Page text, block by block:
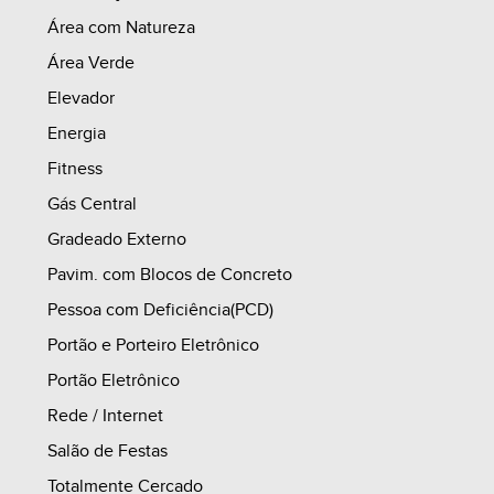
COM O ÍNDICE DE CORREÇÃO DO CUB-RS (R8-B)
Área com Natureza
Área Verde
Elevador
Energia
Fitness
Gás Central
Gradeado Externo
Pavim. com Blocos de Concreto
Pessoa com Deficiência(PCD)
Portão e Porteiro Eletrônico
Portão Eletrônico
Rede / Internet
Salão de Festas
Totalmente Cercado